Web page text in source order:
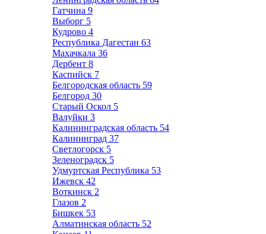
Гатчина 9
Выборг 5
Кудрово 4
Республика Дагестан 63
Махачкала 36
Дербент 8
Каспийск 7
Белгородская область 59
Белгород 30
Старый Оскол 5
Валуйки 3
Калининградская область 54
Калининград 37
Светлогорск 5
Зеленоградск 5
Удмуртская Республика 53
Ижевск 42
Воткинск 2
Глазов 2
Бишкек 53
Алматинская область 52